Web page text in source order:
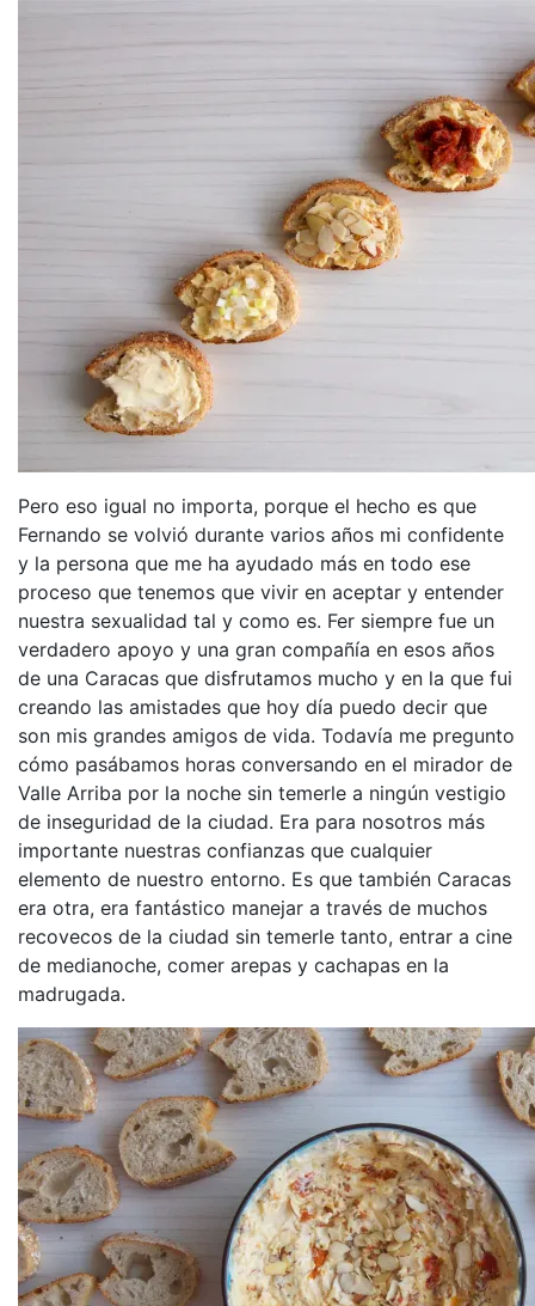
Pero eso igual no importa, porque el hecho es que
Fernando se volvió durante varios años mi confidente
y la persona que me ha ayudado más en todo ese
proceso que tenemos que vivir en aceptar y entender
nuestra sexualidad tal y como es. Fer siempre fue un
verdadero apoyo y una gran compañía en esos años
de una Caracas que disfrutamos mucho y en la que fui
creando las amistades que hoy día puedo decir que
son mis grandes amigos de vida. Todavía me pregunto
cómo pasábamos horas conversando en el mirador de
Valle Arriba por la noche sin temerle a ningún vestigio
de inseguridad de la ciudad. Era para nosotros más
importante nuestras confianzas que cualquier
elemento de nuestro entorno. Es que también Caracas
era otra, era fantástico manejar a través de muchos
recovecos de la ciudad sin temerle tanto, entrar a cine
de medianoche, comer arepas y cachapas en la
madrugada.